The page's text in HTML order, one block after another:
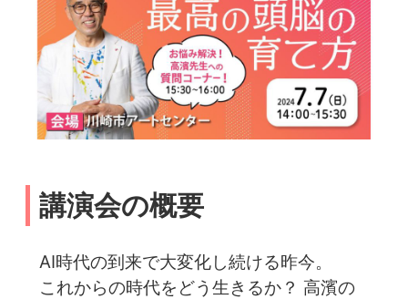
講演会の概要
AI時代の到来で大変化し続ける昨今。
これからの時代をどう生きるか？ 高濱の